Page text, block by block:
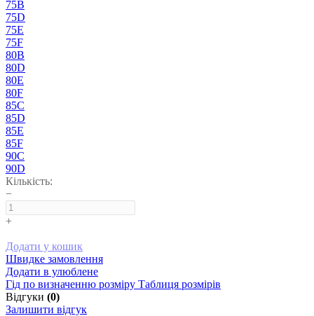
75B
75D
75E
75F
80B
80D
80E
80F
85C
85D
85E
85F
90C
90D
Кількість:
−
+
Додати у кошик
Швидке замовлення
Додати в улюблене
Гід по визначенню розміру Таблиця розмірів
Відгуки (0)
Залишити відгук